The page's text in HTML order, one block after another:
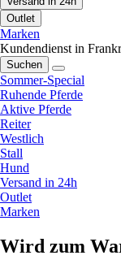
Outlet
Marken
Kundendienst in
Suchen
Sommer-Special
Ruhende Pferde
Aktive Pferde
Reiter
Westlich
Stall
Hund
Versand in 24h
Outlet
Marken
Wird zum